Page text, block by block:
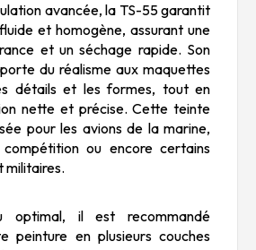
avancée, la TS-55 garantit
et homogène, assurant une
et un séchage rapide. Son
du réalisme aux maquettes
détails et les formes, tout en
nette et précise. Cette teinte
pour les avions de la marine,
ou encore certains
militaires.
optimal, il est recommandé
peinture en plusieurs couches